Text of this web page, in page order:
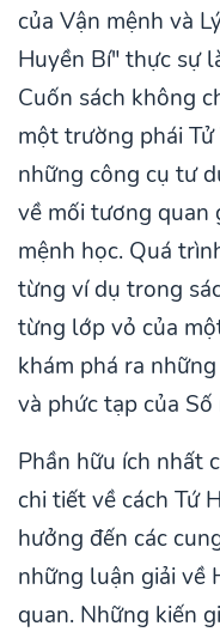
của Vận mệnh và
Huyền Bí" thực sự
Cuốn sách không
một trường phái Tử
những công cụ tư
về mối tương quan
mệnh học. Quá
từng ví dụ trong
từng lớp vỏ của
khám phá ra
và phức tạp của Số
Phần hữu ích nhất
chi tiết về cách Tứ
hưởng đến các
những luận giải về
quan. Những kiến